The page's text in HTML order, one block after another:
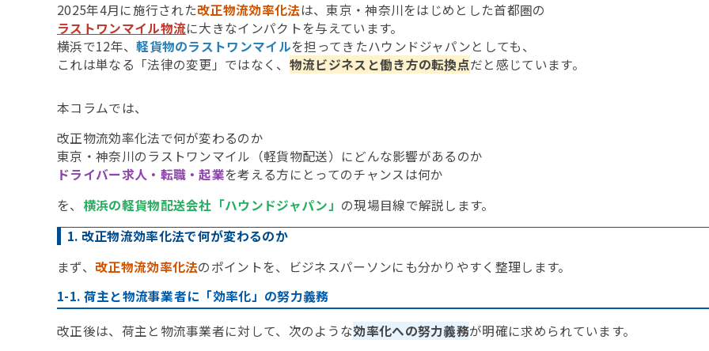
2025年4月に施行された改正物流効率化法は、東京・神奈川をはじめとした首都圏の
ラストワンマイル物流に大きなインパクトを与えています。
横浜で12年、軽貨物のラストワンマイルを担ってきたハウンドジャパンとしても、
これは単なる「法律の変更」ではなく、 物流ビジネスと働き方の転換点だと感じています。
本コラムでは、
改正物流効率化法で何が変わるのか
東京・神奈川のラストワンマイル（軽貨物配送）にどんな影響があるのか
ドライバー求人・転職・起業を考える方にとってのチャンスは何か
を、 横浜の軽貨物配送会社「ハウンドジャパン」 の現場目線で解説します。
1. 改正物流効率化法で何が変わるのか
まず、 改正物流効率化法のポイントを、ビジネスパーソンにも分かりやすく整理します。
1-1. 荷主と物流事業者に「効率化」の努力義務
改正後は、荷主と物流事業者に対して、次のような効率化への努力義務が明確に求められています。